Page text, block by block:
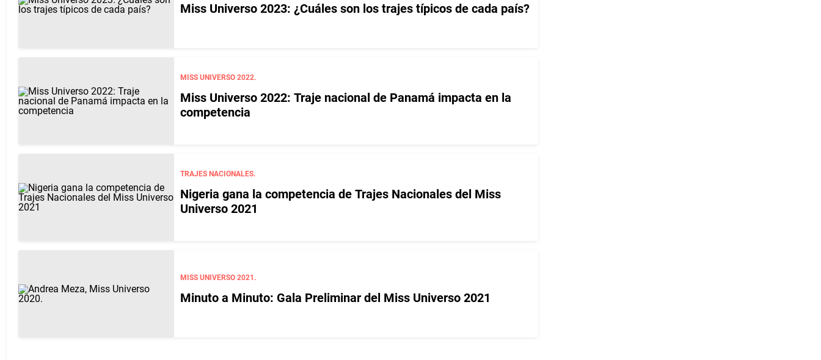
Miss Universo 2023: ¿Cuáles son los trajes típicos de cada país?
MISS UNIVERSO 2022.
Miss Universo 2022: Traje nacional de Panamá impacta en la
competencia
TRAJES NACIONALES.
Nigeria gana la competencia de Trajes Nacionales del Miss
Universo 2021
MISS UNIVERSO 2021.
Minuto a Minuto: Gala Preliminar del Miss Universo 2021